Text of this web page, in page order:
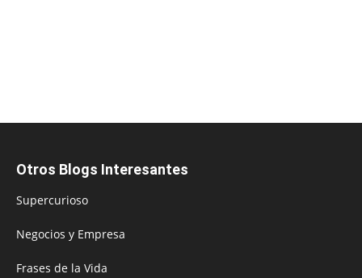
Otros Blogs Interesantes
Supercurioso
Negocios y Empresa
Frases de la Vida